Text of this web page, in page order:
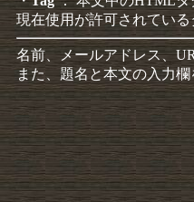
現在使用が許可されている
名前、メールアドレス、
また、題名と本文の入力